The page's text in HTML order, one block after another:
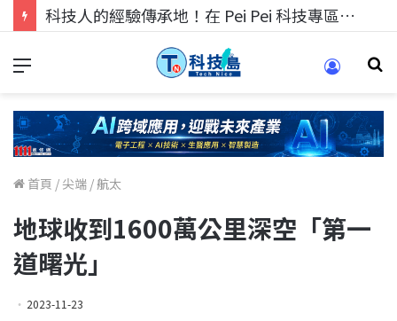
科技人找工作，就到TECH+ 科技專區!
首頁 /尖端 /航太
地球收到1600萬公里深空「第一
道曙光」
2023-11-23